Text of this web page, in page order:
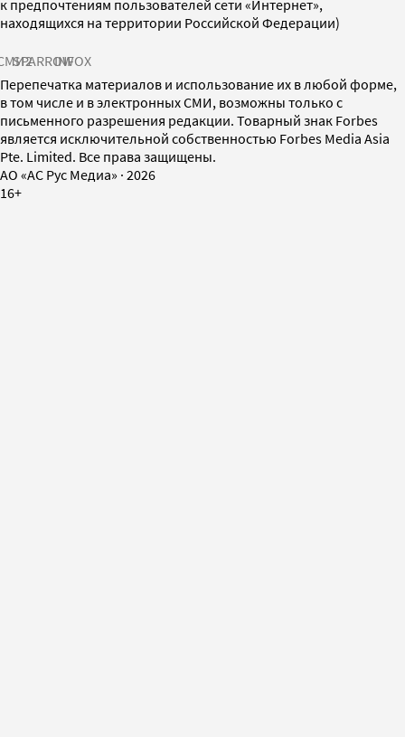
к предпочтениям пользователей сети «Интернет»,
находящихся на территории Российской Федерации)
SPARROWINFOX
Перепечатка материалов и использование их в любой форме,
в том числе и в электронных СМИ, возможны только с
письменного разрешения редакции. Товарный знак Forbes
является исключительной собственностью Forbes Media Asia
Pte. Limited. Все права защищены.
AO «АС Рус Медиа» · 2026
16+